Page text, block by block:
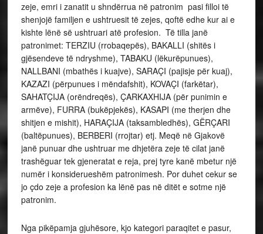
zeje, emri i zanatit u shndërrua në patronim pasi filloi të
shenjojë familjen e ushtruesit të zejes, qoftë edhe kur ai e
kishte lënë së ushtruari atë profesion. Të tilla janë
patronimet: TERZIU (rrobaqepës), BAKALLI (shitës i
gjësendeve të ndryshme), TABAKU (lëkurëpunues),
NALLBANI (mbathës i kuajve), SARAÇI (pajisje për kuaj),
KAZAZI (përpunues i mëndafshit), KOVAÇI (farkëtar),
SAHATÇIJA (orëndreqës), ÇARKAXHIJA (për punimin e
armëve), FURRA (bukëpjekës), KASAPI (me therjen dhe
shitjen e mishit), HARAÇIJA (taksambledhës), GËRÇARI
(baltëpunues), BERBERI (rrojtar) etj. Meqë në Gjakovë
janë punuar dhe ushtruar me dhjetëra zeje të cilat janë
trashëguar tek gjeneratat e reja, prej tyre kanë mbetur një
numër i konsiderueshëm patronimesh. Por duhet cekur se
jo çdo zeje a profesion ka lënë pas në ditët e sotme një
patronim.
Nga pikëpamja gjuhësore, kjo kategori paraqitet e pasur,